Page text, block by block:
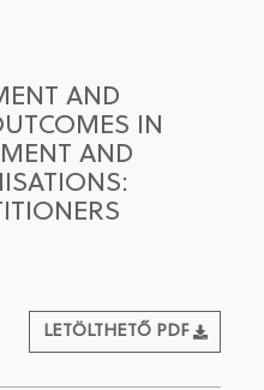
AND
IN
AND
LETÖLTHETŐ PDF